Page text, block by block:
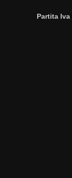
Partita Iva